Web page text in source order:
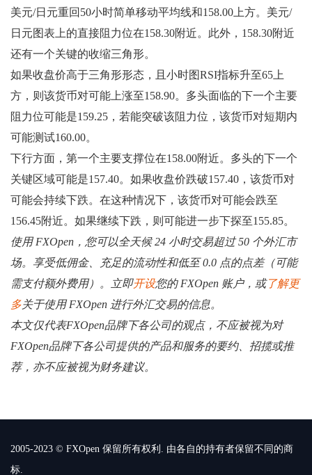
美元/日元重回50小时简单移动平均线和158.00上方。美元/
日元图表上的直接阻力位在158.30附近。此外，158.30附近
还有一个关键的收缩三角形。
如果收盘价高于三角形形态，且小时图RSI指标升至65上
方，则该货币对可能上涨至158.90。多头面临的下一个主要
阻力位可能是159.25，若能突破该阻力位，该货币对短期内
可能测试160.00。
下行方面，第一个主要支撑位在158.00附近。多头的下一个
关键区域可能是157.40。如果收盘价跌破157.40，该货币对
可能会持续下跌。在这种情况下，该货币对可能会跌至
156.45附近。如果继续下跌，则可能进一步下探至155.85。
使用 FXOpen，您可以全天候 24 小时交易超过 50 个外汇市
场。享受低佣金、充足的流动性和低至 0.0 点的点差（可能
需支付额外费用）。立即开设您的 FXOpen 账户，或了解更
多关于使用 FXOpen 进行外汇交易的信息。
本文仅代表FXOpen品牌下各公司的观点，不应被视为对
FXOpen品牌下各公司提供的产品和服务的要约、招揽或推
荐，亦不应被视为财务建议。
2005-2023 © FXOpen 保留所有权利. 由各自的持有者保留不同的商
标.